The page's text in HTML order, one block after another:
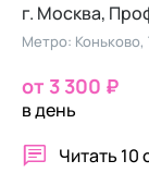
г. Москва,
Метро: Коньково,
от 3 300 ₽
в день
Читать 10